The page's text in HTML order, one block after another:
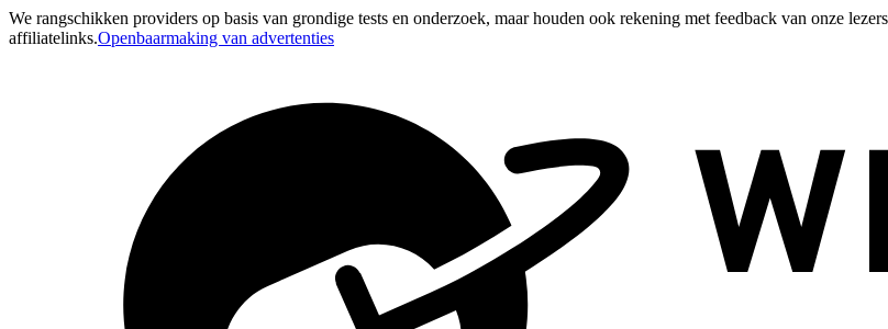
We rangschikken providers op basis van grondige tests en onderzoek, maar houden ook rekening met feedback van onze
affiliatelinks.Openbaarmaking van advertenties